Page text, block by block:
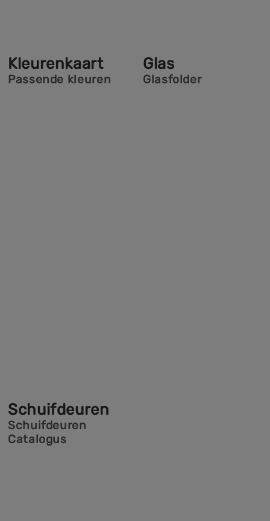
Kleurenkaart
Passende kleuren
Glas
Glasfolder
Schuifdeuren
Schuifdeuren
Catalogus